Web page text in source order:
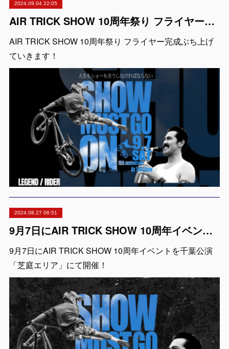
2024.09.04 22:05
AIR TRICK SHOW 10周年祭り フライヤー完成
AIR TRICK SHOW 10周年祭り フライヤー完成ぶち上げ
ていきます！
2024.08.27 06:51
9月7日にAIR TRICK SHOW 10周年イベントを千葉公演「芝庭エリア」にて開催！
9月7日にAIR TRICK SHOW 10周年イベントを千葉公演
「芝庭エリア」にて開催！